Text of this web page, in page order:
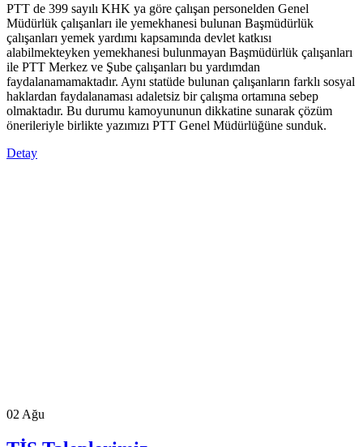
PTT de 399 sayılı KHK ya göre çalışan personelden Genel
Müdürlük çalışanları ile yemekhanesi bulunan Başmüdürlük
çalışanları yemek yardımı kapsamında devlet katkısı
alabilmekteyken yemekhanesi bulunmayan Başmüdürlük çalışanları
ile PTT Merkez ve Şube çalışanları bu yardımdan
faydalanamamaktadır. Aynı statüde bulunan çalışanların farklı sosyal
haklardan faydalanaması adaletsiz bir çalışma ortamına sebep
olmaktadır. Bu durumu kamoyununun dikkatine sunarak çözüm
önerileriyle birlikte yazımızı PTT Genel Müdürlüğüne sunduk.
Detay
02 Ağu